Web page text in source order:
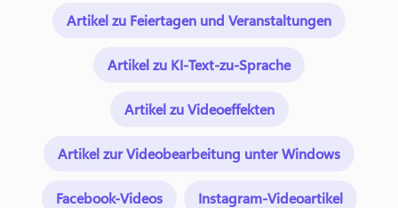
Artikel zu Feiertagen und Veranstaltungen
Artikel zu KI-Text-zu-Sprache
Artikel zu Videoeffekten
Artikel zur Videobearbeitung unter Windows
Facebook-Videos Instagram-Videoartikel